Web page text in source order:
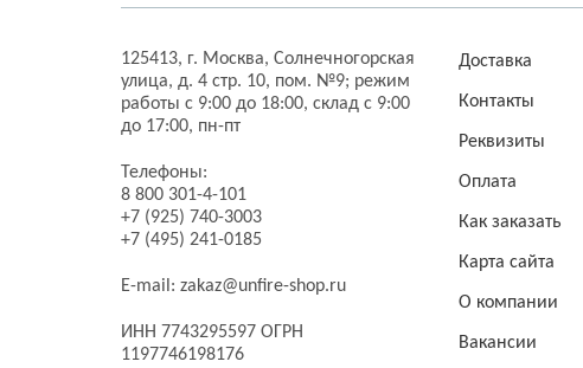
125413, г. Москва, Солнечногорская
улица, д. 4 стр. 10, пом. №9; режим
работы с 9:00 до 18:00, склад с 9:00
до 17:00, пн-пт
Телефоны:
8 800 301-4-101
+7 (925) 740-3003
+7 (495) 241-0185
E-mail: zakaz@unfire-shop.ru
ИНН 7743295597 ОГРН
1197746198176
Доставка
Контакты
Реквизиты
Оплата
Как заказать
Карта сайта
О компании
Вакансии